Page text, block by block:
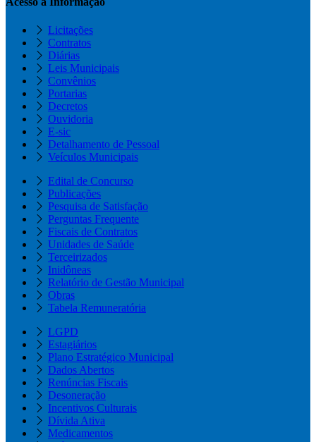
Licitações
Contratos
Diárias
Leis Municipais
Convênios
Portarias
Decretos
Ouvidoria
E-sic
Detalhamento de Pessoal
Veículos Municipais
Edital de Concurso
Publicações
Pesquisa de Satisfação
Perguntas Frequente
Fiscais de Contratos
Unidades de Saúde
Terceirizados
Inidôneas
Relatório de Gestão Municipal
Obras
Tabela Remuneratória
LGPD
Estagiários
Plano Estratégico Municipal
Dados Abertos
Renúncias Fiscais
Desoneração
Incentivos Culturais
Dívida Ativa
Medicamentos